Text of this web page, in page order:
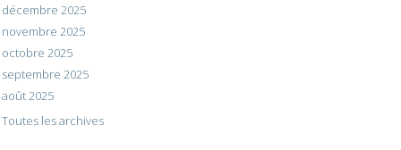
décembre 2025
novembre 2025
octobre 2025
septembre 2025
août 2025
Toutes les archives